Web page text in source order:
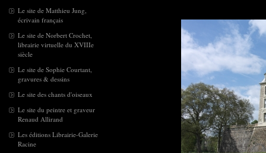
Le site de Matthieu Jung,
écrivain français
Le site de Norbert Crochet,
librairie virtuelle du XVIIIe
siècle
Le site de Sophie Courtant,
gravures & dessins
Le site des chants d'oiseaux
Le site du peintre et graveur
Renaud Allirand
Les éditions Librairie-Galerie
Racine